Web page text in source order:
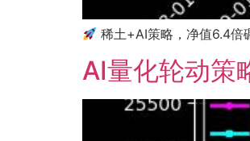
稀土+AI策略，净值6.4倍
AI量化轮动策